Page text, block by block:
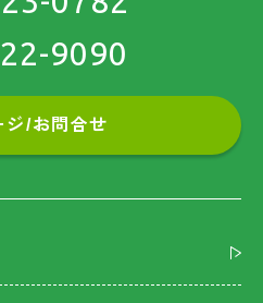
9090
ジ/お問合せ